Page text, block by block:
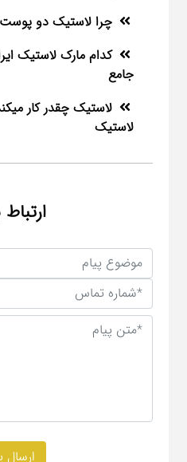
چرا لاستیک دو
کدام مارک لاستیک
جامع
لاستیک چقدر کار
لاستیک
ارتباط